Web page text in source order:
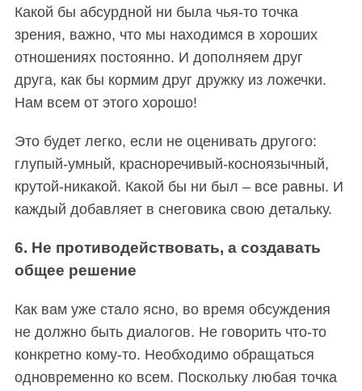
Какой бы абсурдной ни была чья-то точка
зрения, важно, что мы находимся в хороших
отношениях постоянно. И дополняем друг
друга, как бы кормим друг дружку из ложечки.
Нам всем от этого хорошо!
Это будет легко, если не оценивать другого:
глупый-умный, красноречивый-косноязычный,
крутой-никакой. Какой бы ни был – все равны. И
каждый добавляет в снеговика свою детальку.
6. Не противодействовать, а создавать
общее решение
Как вам уже стало ясно, во время обсуждения
не должно быть диалогов. Не говорить что-то
конкретно кому-то. Необходимо обращаться
одновременно ко всем. Поскольку любая точка